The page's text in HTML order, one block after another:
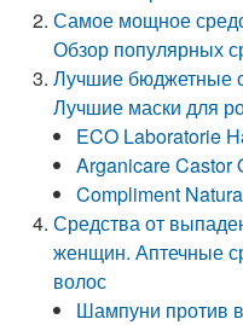
Самое мощное
Обзор популярных
Лучшие бюджетные
Лучшие маски для
ECO Laboratorie
Arganicare Castor
Compliment
Средства от
женщин. Аптечные
волос
Шампуни против